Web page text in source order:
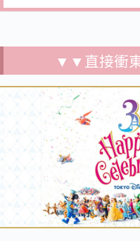
▼▼直接衝